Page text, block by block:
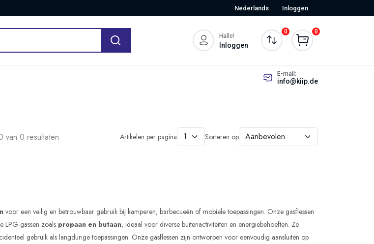
Nederlands Inloggen
Hallo!
Inloggen
0 0
E-mail:
info@kiip.de
van 0 resultaten Artikelen per pagina Sorteren op
voor een veilig en betrouwbaar gebruik bij kamperen, barbecueën of mobiele toepassingen. Onze gasflessen
LPG-gassen zoals propaan en butaan, ideaal voor diverse buitenactiviteiten en energiebehoeften. Ze
gebruik als langdurige toepassingen. Onze gasflessen zijn ontworpen voor eenvoudig aansluiten op